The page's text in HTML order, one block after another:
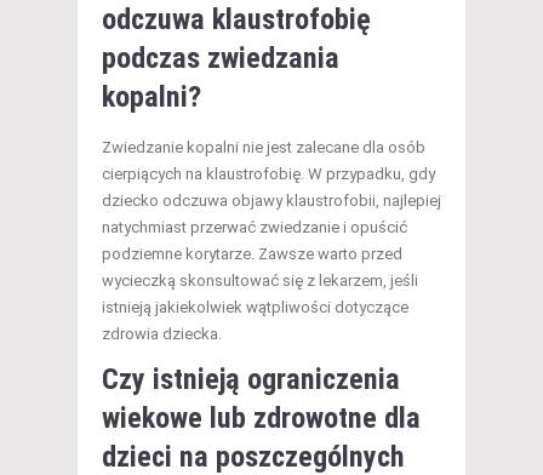
odczuwa klaustrofobię
podczas zwiedzania
kopalni?
Zwiedzanie kopalni nie jest zalecane dla osób
cierpiących na klaustrofobię. W przypadku, gdy
dziecko odczuwa objawy klaustrofobii, najlepiej
natychmiast przerwać zwiedzanie i opuścić
podziemne korytarze. Zawsze warto przed
wycieczką skonsultować się z lekarzem, jeśli
istnieją jakiekolwiek wątpliwości dotyczące
zdrowia dziecka.
Czy istnieją ograniczenia
wiekowe lub zdrowotne dla
dzieci na poszczególnych